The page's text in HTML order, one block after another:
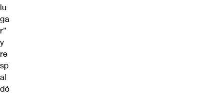
lu
ga
r”
y
re
sp
al
dó